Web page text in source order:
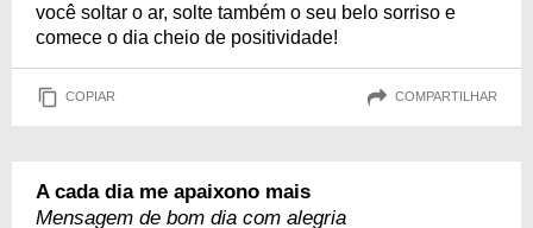
você soltar o ar, solte também o seu belo sorriso e
comece o dia cheio de positividade!
COPIAR COMPARTILHAR
A cada dia me apaixono mais
Mensagem de bom dia com alegria